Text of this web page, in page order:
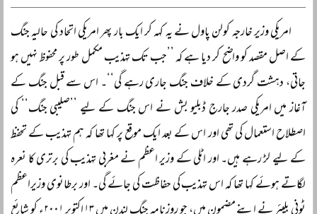
امریکی وزیر خارجہ کولن پاول نے یہ کہہ کر ایک بار پھر امریکی اتحاد کی حالیہ جنگ
کے اصل مقصد کو واضح کر دیا ہے کہ ’’جب تک تہذیب مکمل طور پر محفوظ نہیں ہو
جاتی، دہشت گردی کے خلاف جنگ جاری رہے گی‘‘۔ اس سے قبل جنگ کے
آغاز میں امریکی صدر جارج ڈبلیو بش نے اس جنگ کے لیے ’’صلیبی جنگ‘‘ کی
اصطلاح استعمال کی تھی اور اس کے بعد ایک موقع پر کہا تھا کہ ہم تہذیب کے تحفظ
کے لیے لڑ رہے ہیں۔ اور اٹلی کے وزیر اعظم نے مغربی تہذیب کی برتری کا نعرہ
لگاتے ہوئے کہا تھا کہ اس تہذیب کی حفاظت کی جائے گی۔ اور برطانوی وزیراعظم